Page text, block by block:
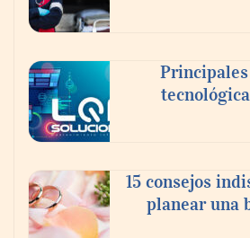
Más allá de la crema solar:
de revisar manchas y lunares
NOVA: innovación y diseño
transforman espacios de la
Franquicias
15 consejos
planear una